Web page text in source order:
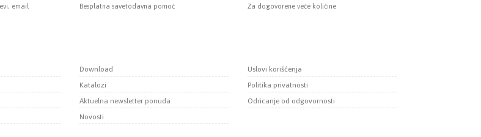
email Besplatna savetodavna pomoć Za dogovorene veće količine
Download
Katalozi
Aktuelna newsletter ponuda
Novosti
Uslovi korišćenja
Politika privatnosti
Odricanje od odgovornosti
010
818
Email:
office@momentum-
automation.com
Šifra delatnosti:
Matični broj:
PIB 103868041